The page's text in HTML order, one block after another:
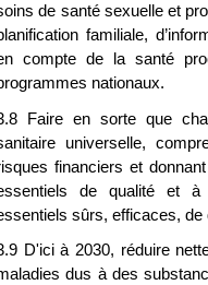
de santé sexuelle et
familiale,
compte de la santé
nationaux.
Faire en sorte que
universelle,
financiers et
de qualité et
sûrs, efficaces, de
D'ici à 2030, réduire
dus à des